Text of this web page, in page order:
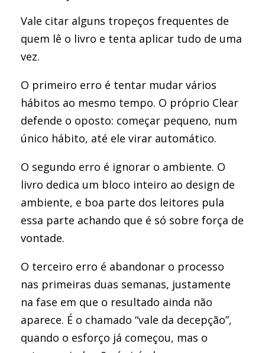
Vale citar alguns tropeços frequentes de
quem lê o livro e tenta aplicar tudo de uma
vez.
O primeiro erro é tentar mudar vários
hábitos ao mesmo tempo. O próprio Clear
defende o oposto: começar pequeno, num
único hábito, até ele virar automático.
O segundo erro é ignorar o ambiente. O
livro dedica um bloco inteiro ao design de
ambiente, e boa parte dos leitores pula
essa parte achando que é só sobre força de
vontade.
O terceiro erro é abandonar o processo
nas primeiras duas semanas, justamente
na fase em que o resultado ainda não
aparece. É o chamado “vale da decepção”,
quando o esforço já começou, mas o